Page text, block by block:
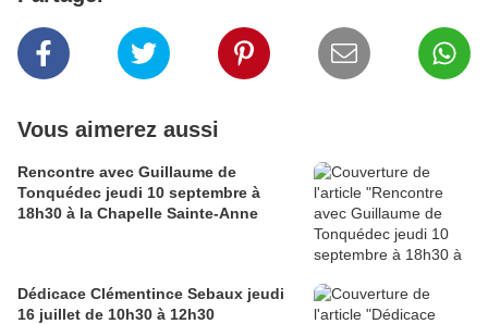
Vous aimerez aussi
Rencontre avec Guillaume de
Tonquédec jeudi 10 septembre à
18h30 à la Chapelle Sainte-Anne
Dédicace Clémentince Sebaux jeudi
16 juillet de 10h30 à 12h30